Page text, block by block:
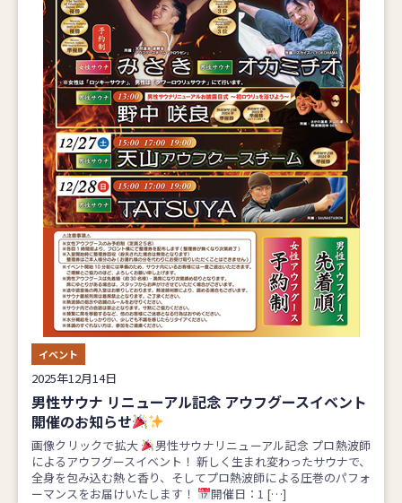
イベント
2025年12月14日
男性サウナ リニューアル記念 アウフグースイベント
開催のお知らせ
画像クリックで拡大
男性サウナリニューアル記念 プロ熱波師
によるアウフグースイベント！ 新しく生まれ変わったサウナで、
全身を包み込む熱と香り、そしてプロ熱波師による圧巻のパフォ
ーマンスをお届けいたします！
開催日：1 […]